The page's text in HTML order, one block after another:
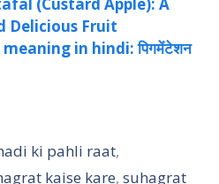
(Custard Apple): A
Delicious Fruit
in hindi: पिगमेंटेशन
ki pahli raat,
kaise kare, suhagrat